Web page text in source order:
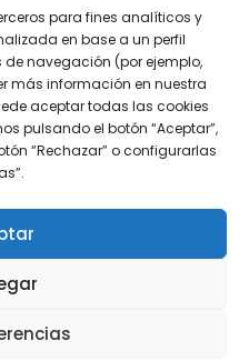
para fines analíticos y
en base a un perfil
navegación (por ejemplo,
más información en nuestra
aceptar todas las cookies
pulsando el botón “Aceptar”,
“Rechazar” o configurarlas
al recuperar un IDs
del servicio de IDs de
cliente de AMP.
Incluye información
cuentas de Google
Analytics y Google